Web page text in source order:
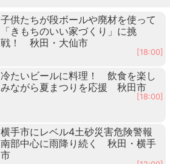
子供たちが段ボールや廃材を使って
「きもちのいい家づくり」に挑
戦！ 秋田・大仙市
[18:00]
冷たいビールに料理！ 飲食を楽し
みながら夏まつりを応援 秋田市
[18:00]
横手市にレベル4土砂災害危険警報
南部中心に雨降り続く 秋田・横手
市